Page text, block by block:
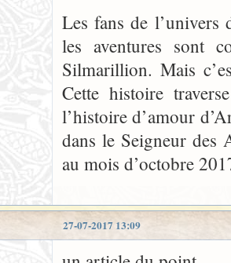
Les fans de l’univers
les aventures sont
Silmarillion. Mais
Cette histoire
l’histoire d’amour
dans le Seigneur des
au mois d’octobre
27-07-2017 13:09